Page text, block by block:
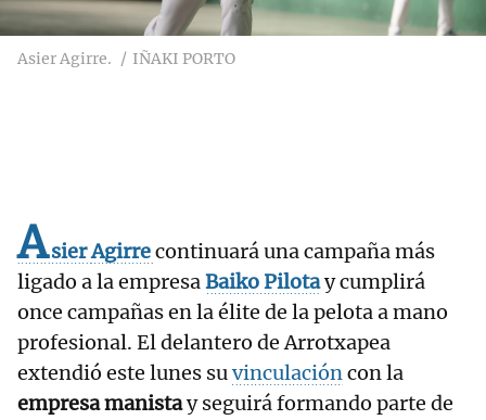
Asier Agirre. IÑAKI PORTO
AsierAgirrecontinuará una campaña más
ligado a la empresaBaiko Pilotay cumplirá
once campañas en la élite de la pelota a mano
profesional. El delantero de Arrotxapea
extendió este lunes suvinculacióncon la
empresa manistay seguirá formando parte de